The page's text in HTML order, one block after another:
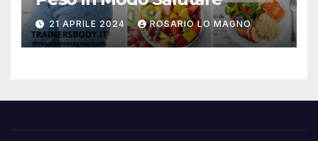
21 APRILE 2024 ROSARIO LO MAGNO